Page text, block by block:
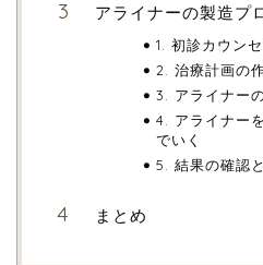
アライナーの製造プ
1. 初診カウン
2. 治療計画の
3. アライナー
4. アライナー
でいく
5. 結果の確認
まとめ